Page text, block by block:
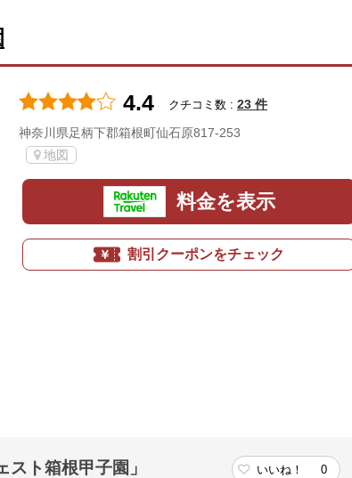
4.4 クチコミ数 : 23 件
神奈川県足柄下郡箱根町仙石原817-253
地図
料金を表示
割引クーポンをチェック
ト箱根甲子園」 いいね！ 0